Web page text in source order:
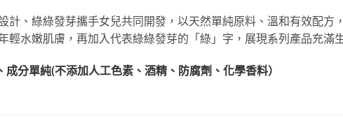
計、綠綠發芽攜手女兒共同開發，以天然單純原料、溫和有效配方
輕水嫩肌膚，再加入代表綠綠發芽的「綠」字，展現系列產品充滿
分單純(不添加人工色素、酒精、防腐劑、化學香料）